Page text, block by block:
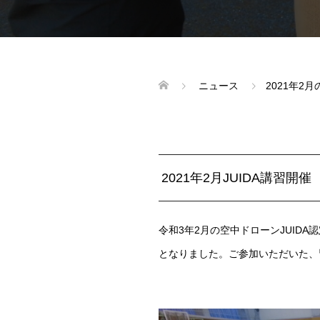
ニュース 2021年2月
2021年2月JUIDA講習開催
令和3年2月の空中ドローンJUIDA
となりました。ご参加いただいた